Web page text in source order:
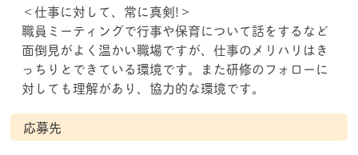
＜仕事に対して、常に真剣!＞
職員ミーティングで行事や保育について話をするなど
面倒見がよく温かい職場ですが、仕事のメリハリはき
っちりとできている環境です。また研修のフォローに
対しても理解があり、協力的な環境です。
応募先